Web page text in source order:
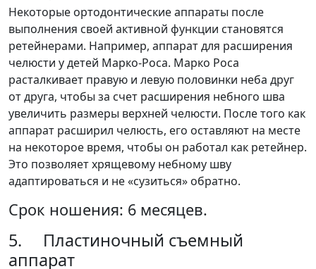
Некоторые ортодонтические аппараты после
выполнения своей активной функции становятся
ретейнерами. Например, аппарат для расширения
челюсти у детей Марко-Роса. Марко Роса
расталкивает правую и левую половинки неба друг
от друга, чтобы за счет расширения небного шва
увеличить размеры верхней челюсти. После того как
аппарат расширил челюсть, его оставляют на месте
на некоторое время, чтобы он работал как ретейнер.
Это позволяет хрящевому небному шву
адаптироваться и не «сузиться» обратно.
Срок ношения: 6 месяцев.
5. Пластиночный съемный
аппарат